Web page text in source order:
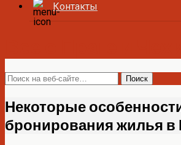
Контакты
Некоторые
бронирования жилья в